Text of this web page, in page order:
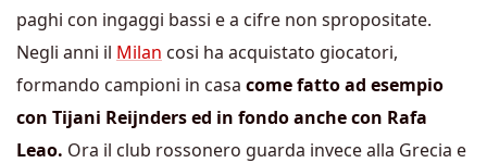
paghi con ingaggi bassi e a cifre non spropositate.
Negli anni il Milan cosi ha acquistato giocatori,
formando campioni in casa come fatto ad esempio
con Tijani Reijnders ed in fondo anche con Rafa
Leao. Ora il club rossonero guarda invece alla Grecia e